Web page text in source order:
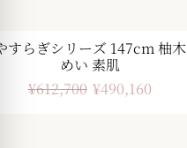
-20%
すらぎシリーズ 147cm 柚木
めい 素肌
¥612,700 ¥490,160